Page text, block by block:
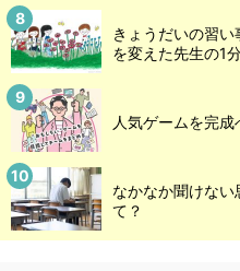
きょうだいの習い
を変えた先生の1
人気ゲームを完
なかなか聞けな
て？